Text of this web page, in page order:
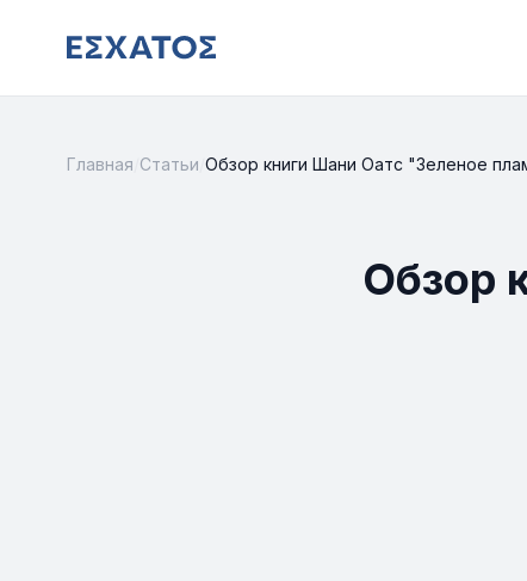
Главная Статьи Обзор книги Шани Оатс "Зеленое
Обзор